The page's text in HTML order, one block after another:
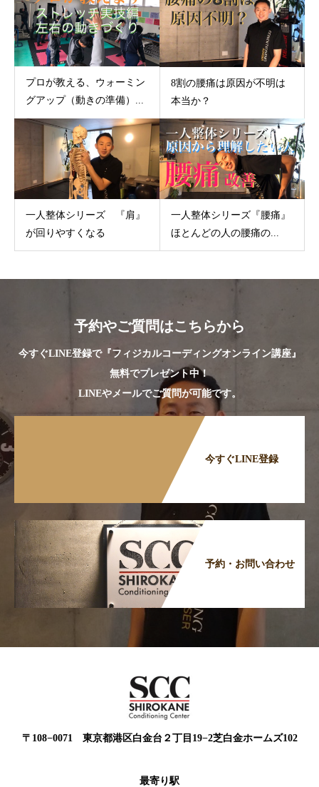
プロが教える、ウォーミン
グアップ（動きの準備）...
8割の腰痛は原因が不明は
本当か？
一人整体シリーズ 『肩』
が回りやすくなる
一人整体シリーズ『腰痛』
ほとんどの人の腰痛の...
予約やご質問はこちらから
今すぐLINE登録で『フィジカルコーディングオンライン講座』
無料でプレゼント中！
LINEやメールでご質問が可能です。
今すぐLINE登録
予約・お問い合わせ
〒108−0071 東京都港区白金台２丁目19−2芝白金ホームズ102
最寄り駅